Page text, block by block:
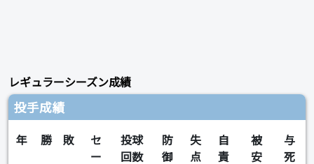
レギュラーシーズン成績
投手成績
年 勝 敗
セ
ー
投球
回数
防
御
失
点
自
責
被
安
与
死